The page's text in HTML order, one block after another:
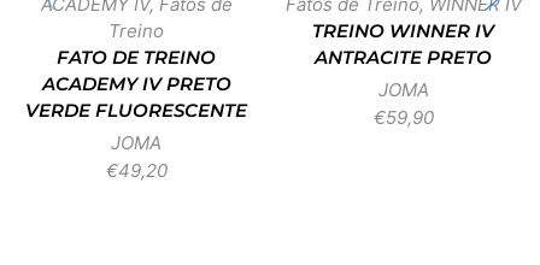
Treino
FATO DE TREINO
ACADEMY IV PRETO
VERDE FLUORESCENTE
JOMA
€49,20
TREINO WINNER IV
ANTRACITE PRETO
JOMA
€59,90